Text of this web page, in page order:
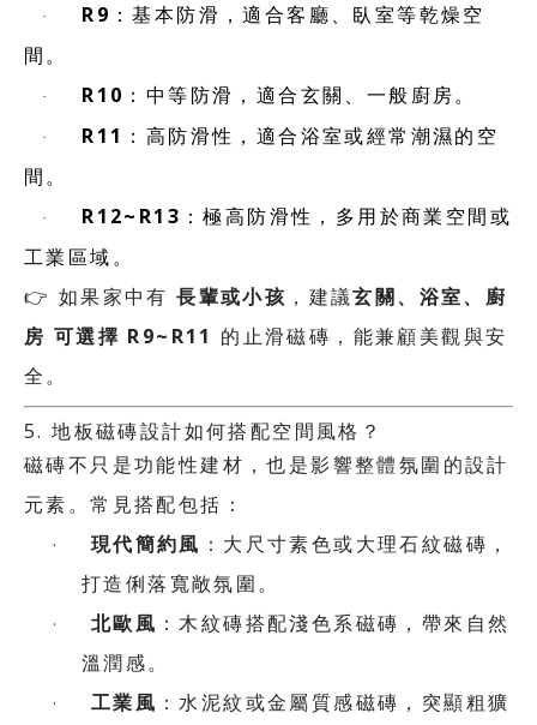
· R9 ：基本防滑，適合客廳、臥室等乾燥空
間。
· R10 ：中等防滑，適合玄關、一般廚房。
· R11
：高防滑性，適合浴室或經常潮濕的空
間。
· R12~R13 ：極高防滑性，多用於商業空間或
工業區域。
👉 如果家中有長輩或小孩 ，建議玄關、浴室、廚
房 可選擇 R9~R11
的止滑磁磚，能兼顧美觀與安
全。
5.地板磁磚設計如何搭配空間風格？
磁磚不只是功能性建材，也是影響整體氛圍的設計
元素。常見搭配包括：
· 現代簡約風 ：大尺寸素色或大理石紋磁磚，
打造俐落寬敞氛圍。
· 北歐風 ：木紋磚搭配淺色系磁磚，帶來自然
溫潤感。
· 工業風 ：水泥紋或金屬質感磁磚，突顯粗獷